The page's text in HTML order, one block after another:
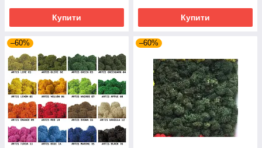
Купити Купити
–60% –60%